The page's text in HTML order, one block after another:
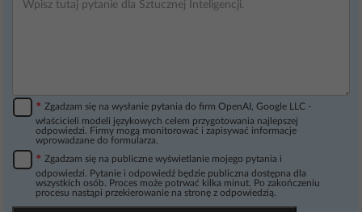
* Zgadzam się na wysłanie pytania do firm OpenAI, Google LLC -
właścicieli modeli językowych celem przygotowania najlepszej
odpowiedzi. Firmy mogą monitorować i zapisywać informacje
wprowadzane do formularza.
* Zgadzam się na publiczne wyświetlanie mojego pytania i
odpowiedzi. Pytanie i odpowiedź będzie publiczna dostępna dla
wszystkich osób. Proces może potrwać kilka minut. Po zakończeniu
procesu nastąpi przekierowanie na stronę z odpowiedzią.